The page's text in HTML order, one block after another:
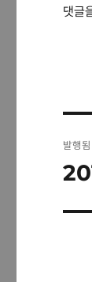
댓글
탐
발행됨